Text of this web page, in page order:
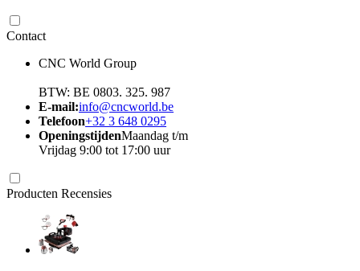
Contact
CNC World Group
BTW: BE 0803. 325. 987
E-mail:info@cncworld.be
Telefoon+32 3 648 0295
OpeningstijdenMaandag t/m
Vrijdag 9:00 tot 17:00 uur
Producten Recensies